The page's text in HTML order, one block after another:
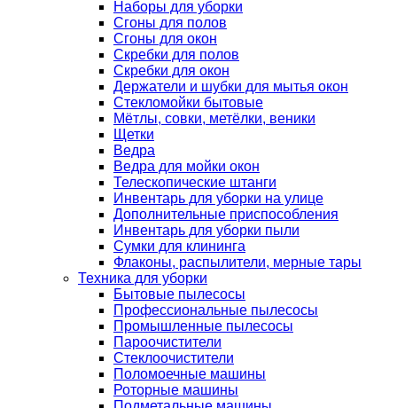
Наборы для уборки
Сгоны для полов
Сгоны для окон
Скребки для полов
Скребки для окон
Держатели и шубки для мытья окон
Стекломойки бытовые
Мётлы, совки, метёлки, веники
Щетки
Ведра
Ведра для мойки окон
Телескопические штанги
Инвентарь для уборки на улице
Дополнительные приспособления
Инвентарь для уборки пыли
Сумки для клининга
Флаконы, распылители, мерные тары
Техника для уборки
Бытовые пылесосы
Профессиональные пылесосы
Промышленные пылесосы
Пароочистители
Стеклоочистители
Поломоечные машины
Роторные машины